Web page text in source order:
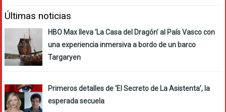
Últimas noticias
HBO Max lleva ‘La Casa del Dragón’ al País Vasco con
una experiencia inmersiva a bordo de un barco
Targaryen
Primeros detalles de ‘El Secreto de La Asistenta’, la
esperada secuela